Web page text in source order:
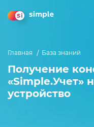
Главная База знаний
Получение
«Simple.Учет»
устройство